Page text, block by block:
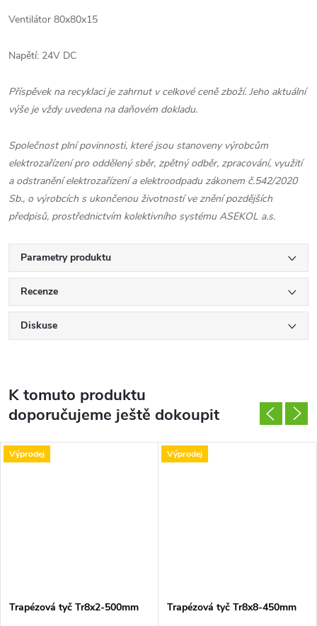
Ventilátor 80x80x15
Napětí: 24V DC
Příspěvek na recyklaci je zahrnut v celkové ceně zboží. Jeho aktuální
výše je vždy uvedena na daňovém dokladu.
Společnost plní povinnosti, které jsou stanoveny výrobcům
elektrozařízení pro oddělený sběr, zpětný odběr, zpracování, využití
a odstranění elektrozařízení a elektroodpadu zákonem č.542/2020
Sb., o výrobcích s ukončenou životností ve znění pozdějších
předpisů, prostřednictvím kolektivního systému ASEKOL a.s.
Parametry produktu
Recenze
Diskuse
K tomuto produktu
doporučujeme ještě dokoupit
Výprodej
Trapézová tyč Tr8x2-500mm
Výprodej
Trapézová tyč Tr8x8-450mm